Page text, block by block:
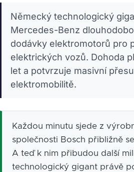
Německý technologický
Mercedes-Benz
dodávky elektromotorů pro
elektrických vozů. Dohoda
let a potvrzuje masivní
elektromobilitě.
Každou minutu sjede z
společnosti Bosch přibližně
A teď k nim přibudou další
technologický gigant právě